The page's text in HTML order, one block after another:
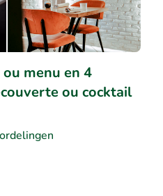
menu en 4
ou cocktail